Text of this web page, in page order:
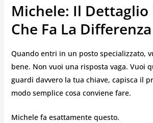
Michele: Il Dettaglio
Che Fa La Differenza
Quando entri in un posto specializzato,
bene. Non vuoi una risposta vaga. Vuoi
guardi davvero la tua chiave, capisca il
modo semplice cosa conviene fare.
Michele fa esattamente questo.